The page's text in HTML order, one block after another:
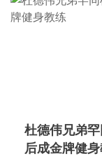
杜德伟兄弟
后成金牌健